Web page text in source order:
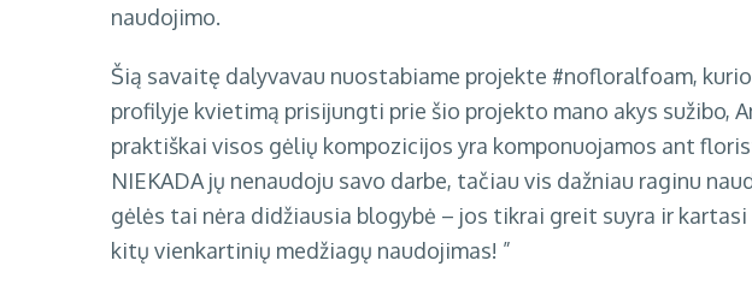
naudojimo.
Šią savaitę dalyvavau nuostabiame projekte #nofloralfoam,
profilyje kvietimą prisijungti prie šio projekto mano akys sužibo,
praktiškai visos gėlių kompozicijos yra komponuojamos ant
NIEKADA jų nenaudoju savo darbe, tačiau vis dažniau raginu
gėlės tai nėra didžiausia blogybė – jos tikrai greit suyra ir
kitų vienkartinių medžiagų naudojimas! ”